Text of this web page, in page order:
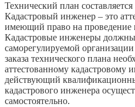
Технический план
Кадастровый инженер – это
имеющий право на проведение
Кадастровые инженеры
саморегулируемой
заказа технического плана
аттестованному
действующий
кадастрового инженера
самостоятельно.